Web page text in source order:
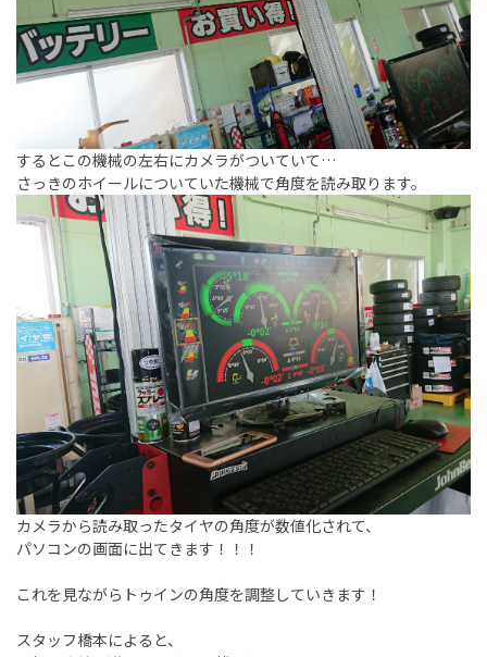
するとこの機械の左右にカメラがついていて…
さっきのホイールについていた機械で角度を読み取ります。
カメラから読み取ったタイヤの角度が数値化されて、
パソコンの画面に出てきます！！！
これを見ながらトゥインの角度を調整していきます！
スタッフ橋本によると、